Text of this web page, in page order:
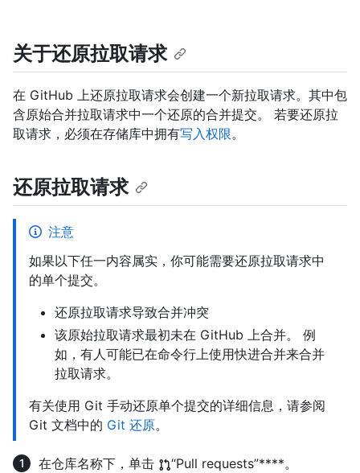
关于还原拉取请求
在 GitHub 上还原拉取请求会创建一个新拉取请求。其中包
含原始合并拉取请求中一个还原的合并提交。 若要还原拉
取请求，必须在存储库中拥有写入权限。
还原拉取请求
注意
如果以下任一内容属实，你可能需要还原拉取请求中
的单个提交。
还原拉取请求导致合并冲突
该原始拉取请求最初未在 GitHub 上合并。 例
如，有人可能已在命令行上使用快进合并来合并
拉取请求。
有关使用 Git 手动还原单个提交的详细信息，请参阅
Git 文档中的 Git 还原。
在仓库名称下，单击 “Pull requests”****。